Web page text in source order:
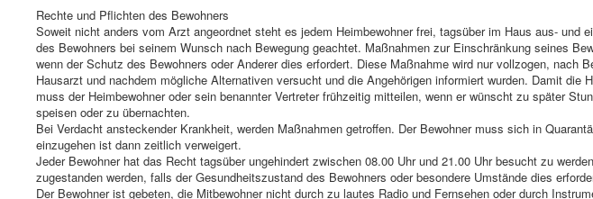
Rechte und Pflichten des Bewohners
Soweit nicht anders vom Arzt angeordnet steht es jedem Heimbewohner frei, tagsüber im Haus aus- und
des Bewohners bei seinem Wunsch nach Bewegung geachtet. Maßnahmen zur Einschränkung seines
wenn der Schutz des Bewohners oder Anderer dies erfordert. Diese Maßnahme wird nur vollzogen, nach
Hausarzt und nachdem mögliche Alternativen versucht und die Angehörigen informiert wurden. Damit die
muss der Heimbewohner oder sein benannter Vertreter frühzeitig mitteilen, wenn er wünscht zu später
speisen oder zu übernachten.
Bei Verdacht ansteckender Krankheit, werden Maßnahmen getroffen. Der Bewohner muss sich in
einzugehen ist dann zeitlich verweigert.
Jeder Bewohner hat das Recht tagsüber ungehindert zwischen 08.00 Uhr und 21.00 Uhr besucht zu
zugestanden werden, falls der Gesundheitszustand des Bewohners oder besondere Umstände dies
Der Bewohner ist gebeten, die Mitbewohner nicht durch zu lautes Radio und Fernsehen oder durch